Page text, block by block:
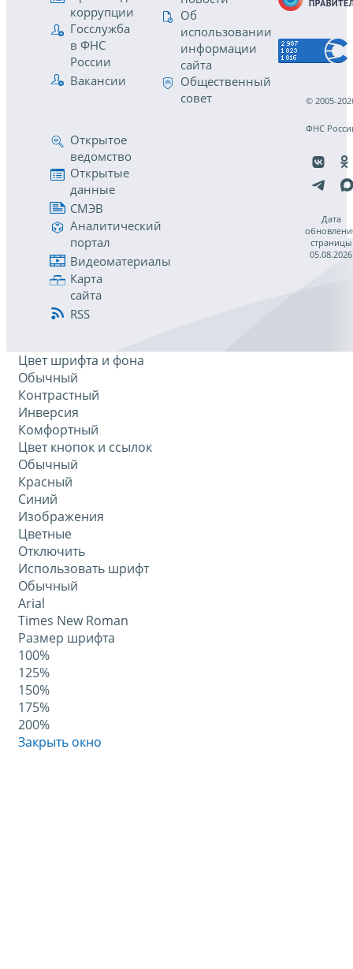
коррупции
Госслужба
в ФНС
России
Вакансии
Об
использовании
информации
сайта
Общественный
совет
Открытое
ведомство
Открытые
данные
СМЭВ
Аналитический
портал
Видеоматериалы
Карта
сайта
RSS
© 2005-
ФНС
Дата
страницы
05.08.2026
Цвет шрифта и фона
Обычный
Контрастный
Инверсия
Комфортный
Цвет кнопок и ссылок
Обычный
Красный
Синий
Изображения
Цветные
Отключить
Использовать шрифт
Обычный
Arial
Times New Roman
Размер шрифта
100%
125%
150%
175%
200%
Закрыть окно